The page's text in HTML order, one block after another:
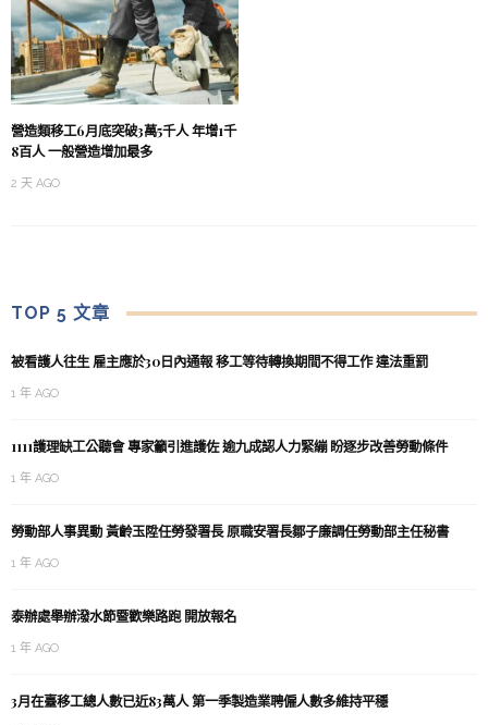
營造類移工6月底突破3萬5千人 年增1千
8百人 一般營造增加最多
2 天 AGO
TOP 5 文章
被看護人往生 雇主應於30日內通報 移工等待轉換期間不得工作 違法重罰
1 年 AGO
1111護理缺工公聽會 專家籲引進護佐 逾九成認人力緊繃 盼逐步改善勞動條件
1 年 AGO
勞動部人事異動 黃齡玉陞任勞發署長 原職安署長鄒子廉調任勞動部主任秘書
1 年 AGO
泰辦處舉辦潑水節暨歡樂路跑 開放報名
1 年 AGO
3月在臺移工總人數已近83萬人 第一季製造業聘僱人數多維持平穩